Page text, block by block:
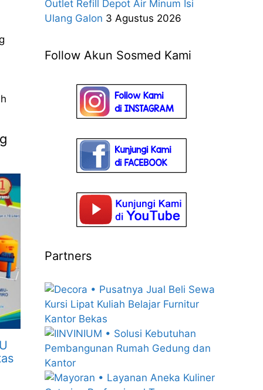
Outlet Refill Depot Air Minum Isi
Ulang Galon 3 Agustus 2026
Follow Akun Sosmed Kami
Partners